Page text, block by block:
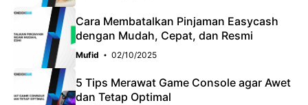
Cara Membatalkan Pinjaman Easycash
dengan Mudah, Cepat, dan Resmi
Mufid 02/10/2025
5 Tips Merawat Game Console agar Awet
dan Tetap Optimal